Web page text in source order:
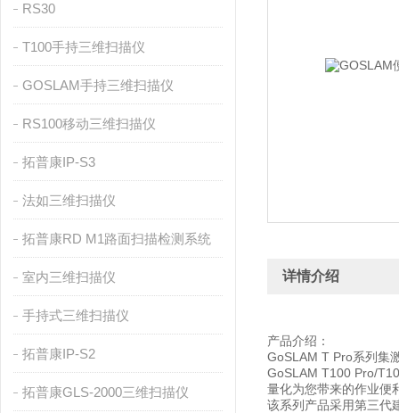
RS30
T100手持三维扫描仪
GOSLAM手持三维扫描仪
RS100移动三维扫描仪
拓普康IP-S3
法如三维扫描仪
拓普康RD M1路面扫描检测系统
室内三维扫描仪
手持式三维扫描仪
拓普康IP-S2
拓普康GLS-2000三维扫描仪
详情介绍
产品介绍：
GoSLAM T Pro系列集
GoSLAM T100 Pro/
量化为您带来的作业便
该系列产品采用第三代